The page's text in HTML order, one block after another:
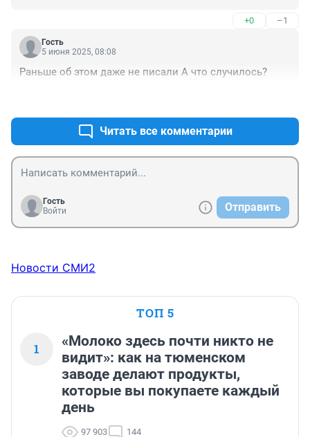
люди.Поздравляю всех мусульман с праздником!
Пусть будут мир и счастье на всей земле!
+0 –1
Гость
5 июня 2025, 08:08
Раньше об этом даже не писали А что случилось?
Читать все комментарии
Гость
Войти
Отправить
Новости СМИ2
ТОП 5
1
«Молоко здесь почти никто не
видит»: как на тюменском
заводе делают продукты,
которые вы покупаете каждый
день
97 903 144